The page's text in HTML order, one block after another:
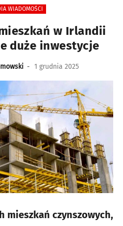
WIADOMOŚCI
w Irlandii
duże inwestycje
- 1 grudnia 2025
mieszkań czynszowych,